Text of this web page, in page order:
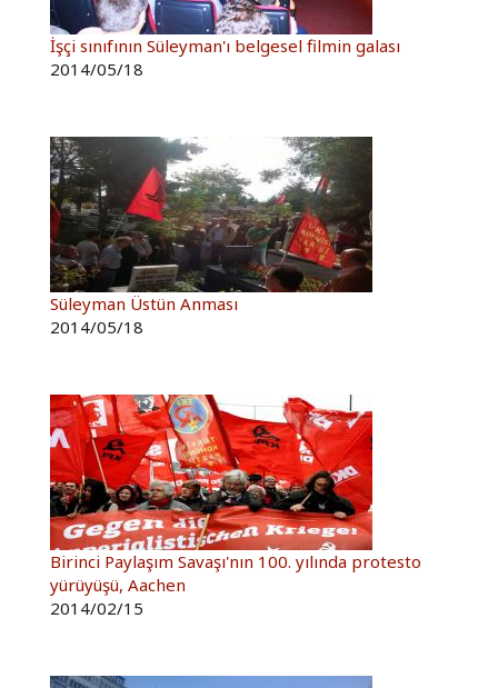
İşçi sınıfının Süleyman'ı belgesel filmin galası
2014/05/18
Süleyman Üstün Anması
2014/05/18
Birinci Paylaşım Savaşı'nın 100. yılında protesto
yürüyüşü, Aachen
2014/02/15